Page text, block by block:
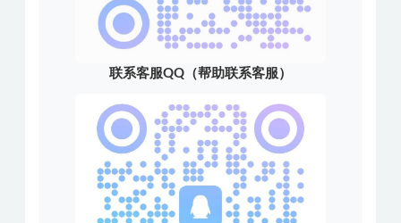
联系客服QQ（帮助联系客服）